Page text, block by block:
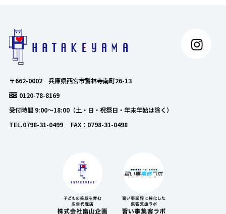
〒662-0002 兵庫県西宮市鷲林寺南町26-13
0120-78-8169
受付時間 9:00～18:00（土・日・祝祭日・年末年始は除く）
TEL.0798-31-0499 FAX：0798-31-0498